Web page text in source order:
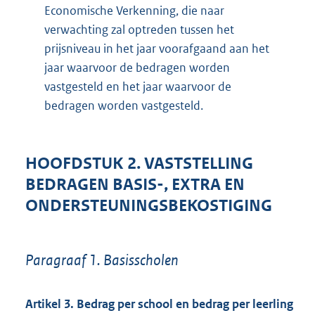
Economische Verkenning, die naar
verwachting zal optreden tussen het
prijsniveau in het jaar voorafgaand aan het
jaar waarvoor de bedragen worden
vastgesteld en het jaar waarvoor de
bedragen worden vastgesteld.
HOOFDSTUK 2. VASTSTELLING
BEDRAGEN BASIS-, EXTRA EN
ONDERSTEUNINGSBEKOSTIGING
Paragraaf 1. Basisscholen
Artikel 3. Bedrag per school en bedrag per leerling